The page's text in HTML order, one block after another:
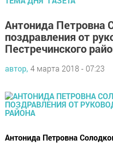
Антонида Петровна
поздравления от
Пестречинского
автор, 4 марта 2018 - 07:23
Антонида Петровна